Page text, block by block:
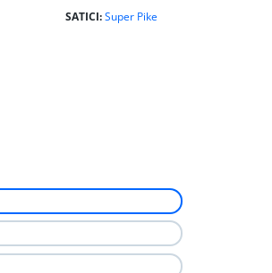
SATICI:Super Pike